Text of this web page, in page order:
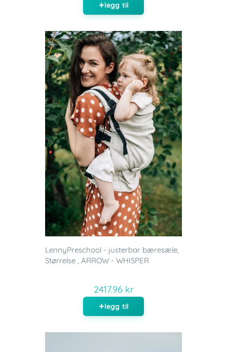
legg til
LennyPreschool - justerbar bæresæle,
Størrelse , ARROW - WHISPER
2417.96 kr
legg til